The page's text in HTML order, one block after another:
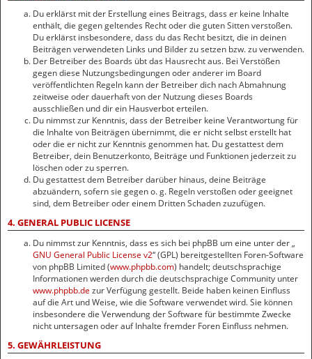
Du erklärst mit der Erstellung eines Beitrags, dass er keine Inhalte
enthält, die gegen geltendes Recht oder die guten Sitten verstoßen.
Du erklärst insbesondere, dass du das Recht besitzt, die in deinen
Beiträgen verwendeten Links und Bilder zu setzen bzw. zu verwenden.
Der Betreiber des Boards übt das Hausrecht aus. Bei Verstößen
gegen diese Nutzungsbedingungen oder anderer im Board
veröffentlichten Regeln kann der Betreiber dich nach Abmahnung
zeitweise oder dauerhaft von der Nutzung dieses Boards
ausschließen und dir ein Hausverbot erteilen.
Du nimmst zur Kenntnis, dass der Betreiber keine Verantwortung für
die Inhalte von Beiträgen übernimmt, die er nicht selbst erstellt hat
oder die er nicht zur Kenntnis genommen hat. Du gestattest dem
Betreiber, dein Benutzerkonto, Beiträge und Funktionen jederzeit zu
löschen oder zu sperren.
Du gestattest dem Betreiber darüber hinaus, deine Beiträge
abzuändern, sofern sie gegen o. g. Regeln verstoßen oder geeignet
sind, dem Betreiber oder einem Dritten Schaden zuzufügen.
4. GENERAL PUBLIC LICENSE
Du nimmst zur Kenntnis, dass es sich bei phpBB um eine unter der „
GNU General Public License v2“ (GPL) bereitgestellten Foren-Software
von phpBB Limited (www.phpbb.com) handelt; deutschsprachige
Informationen werden durch die deutschsprachige Community unter
www.phpbb.de zur Verfügung gestellt. Beide haben keinen Einfluss
auf die Art und Weise, wie die Software verwendet wird. Sie können
insbesondere die Verwendung der Software für bestimmte Zwecke
nicht untersagen oder auf Inhalte fremder Foren Einfluss nehmen.
5. GEWÄHRLEISTUNG